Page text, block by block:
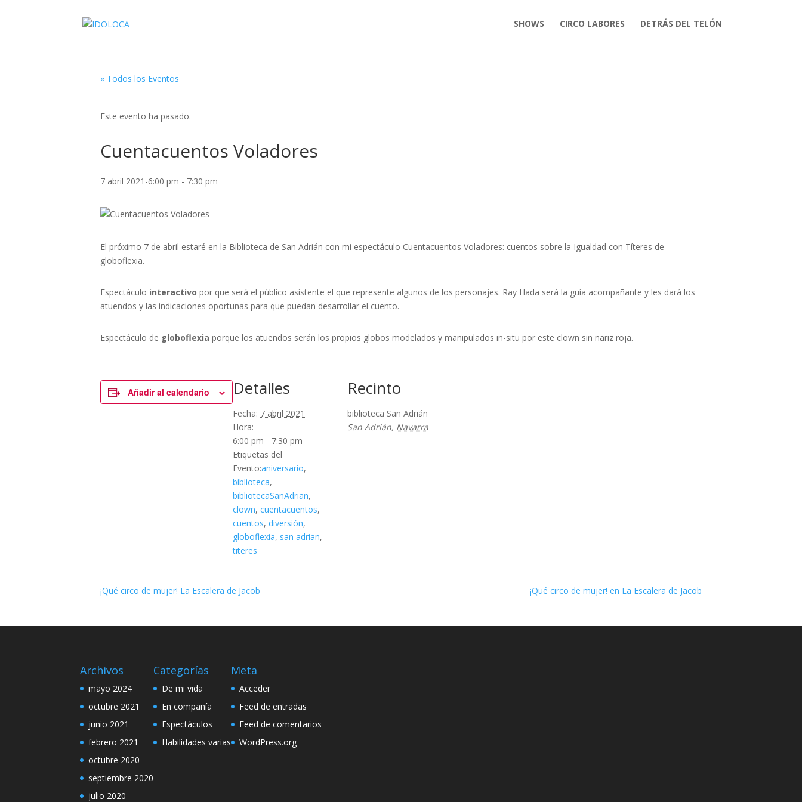
SHOWS CIRCO LABORES DETRÁS DEL TELÓN
« Todos los Eventos
Este evento ha pasado.
Cuentacuentos Voladores
7 abril 2021-6:00 pm - 7:30 pm
El próximo 7 de abril estaré en la Biblioteca de San Adrián con mi espectáculo Cuentacuentos Voladores: cuentos sobre la Igualdad con Títeres de
globoflexia.
Espectáculo interactivo por que será el público asistente el que represente algunos de los personajes. Ray Hada será la guía acompañante y les dará los
atuendos y las indicaciones oportunas para que puedan desarrollar el cuento.
Espectáculo de globoflexia porque los atuendos serán los propios globos modelados y manipulados in-situ por este clown sin nariz roja.
Añadir al calendario Detalles
Fecha: 7 abril 2021
Hora:
6:00 pm - 7:30 pm
Etiquetas del
Evento:aniversario,
biblioteca,
bibliotecaSanAdrian,
clown, cuentacuentos,
cuentos, diversión,
globoflexia, san adrian,
titeres
Recinto
biblioteca San Adrián
San Adrián, Navarra
¡Qué circo de mujer! La Escalera de Jacob ¡Qué circo de mujer! en La Escalera de Jacob
Archivos
mayo 2024
octubre 2021
junio 2021
febrero 2021
octubre 2020
septiembre 2020
julio 2020
Categorías
De mi vida
En compañía
Espectáculos
Habilidades varias
Meta
Acceder
Feed de entradas
Feed de comentarios
WordPress.org